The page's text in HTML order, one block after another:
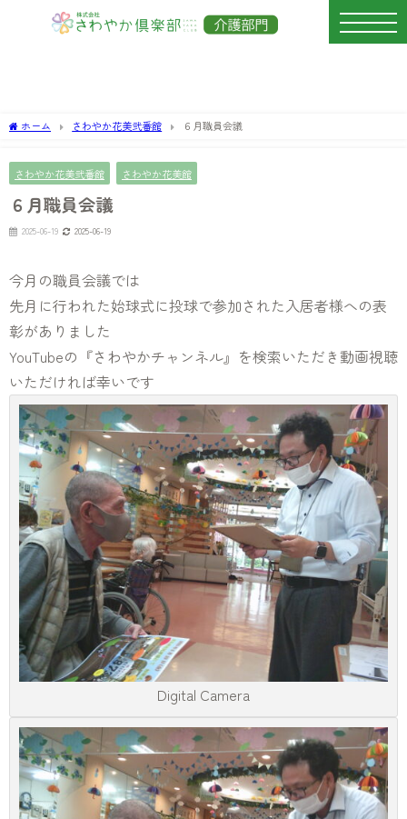
ホーム さわやか花美弐番館 ６月職員会議
さわやか花美弐番館 さわやか花美館
６月職員会議
2025-06-19 2025-06-19
今月の職員会議では
先月に行われた始球式に投球で参加された入居者様への表
彰がありました
YouTubeの『さわやかチャンネル』を検索いただき動画視聴
いただければ幸いです
Digital Camera